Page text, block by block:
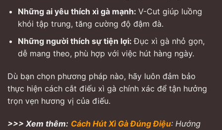
Những ai yêu thích xì gà mạnh: V-Cut giúp luồng
khói tập trung, tăng cường độ đậm đà.
Những người thích sự tiện lợi:Đục xì gà nhỏ gọn,
dễ mang theo, phù hợp với việc hút hàng ngày.
Dù bạn chọn phương pháp nào, hãy luôn đảm bảo
thực hiện cách cắt điếu xì gà chính xác để tận hưởng
trọn vẹn hương vị của điếu.
>>> Xem thêm: Cách Hút Xì Gà Đúng Điệu: Hướng